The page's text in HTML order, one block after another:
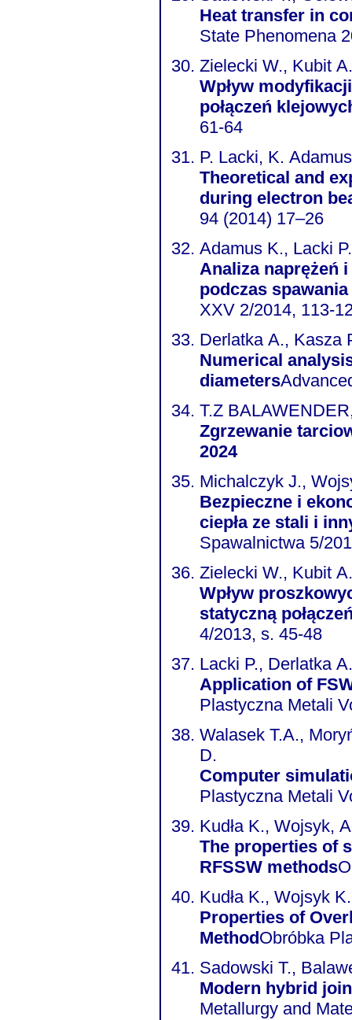
Heat transfer in
State Phenomena
Zielecki W., Kubit A.
Wpływ
połączeń
61-64
P. Lacki, K.
Theoretical and
during electron
94 (2014) 17–26
Adamus K., Lacki
Analiza naprężeń
podczas
XXV 2/2014, 113-
Derlatka A., Kasza
Numerical
diameters
T.Z
Zgrzewanie
2024
Michalczyk J.,
Bezpieczne i
ciepła ze stali i
Spawalnictwa 5/
Zielecki W., Kubit A.
Wpływ
statyczną
4/2013, s. 45-48
Lacki P., Derlatka A.
Application of
Plastyczna Metali
Walasek T.A.,
D.
Computer
Plastyczna Metali
Kudła K., Wojsyk,
The properties of
RFSSW methods
Kudła K., Wojsyk
Properties of
MethodObróbka
Sadowski T.,
Modern hybrid